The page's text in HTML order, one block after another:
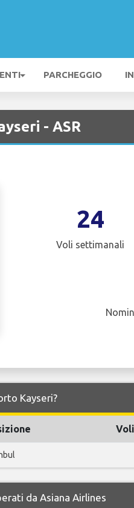
PARCHEGGIO
- ASR
24
Voli settimanali
Kayseri?
da Asiana Airlines